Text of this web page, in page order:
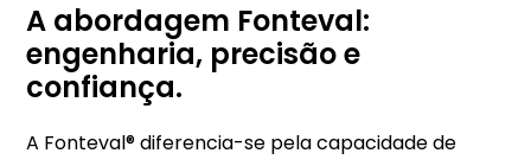
A abordagem Fonteval:
engenharia, precisão e
confiança.
A Fonteval® diferencia-se pela capacidade de